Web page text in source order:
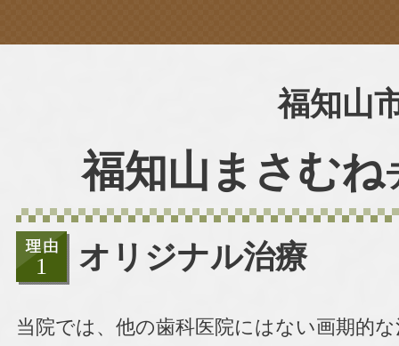
福知山
福知山まさむね
オリジナル治療
当院では、他の歯科医院にはない画期的